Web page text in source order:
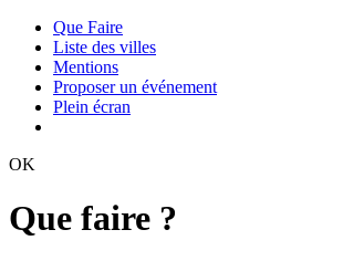
Que Faire
Liste des villes
Mentions
Proposer un événement
Plein écran
OK
Que faire ?